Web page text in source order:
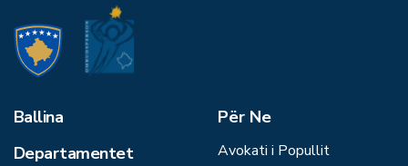
Ballina
Departamentet
Për Ne
Avokati i Popullit